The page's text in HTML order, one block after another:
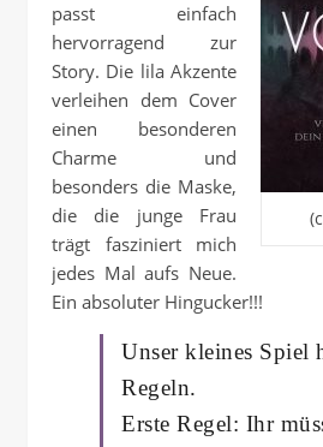
passt einfach
hervorragend zur
Story. Die lila Akzente
verleihen dem Cover
einen besonderen
Charme und
besonders die Maske,
die die junge Frau
trägt fasziniert mich
jedes Mal aufs Neue.
Ein absoluter Hingucker!!!
Unser kleines Spiel
Regeln.
Erste Regel: Ihr